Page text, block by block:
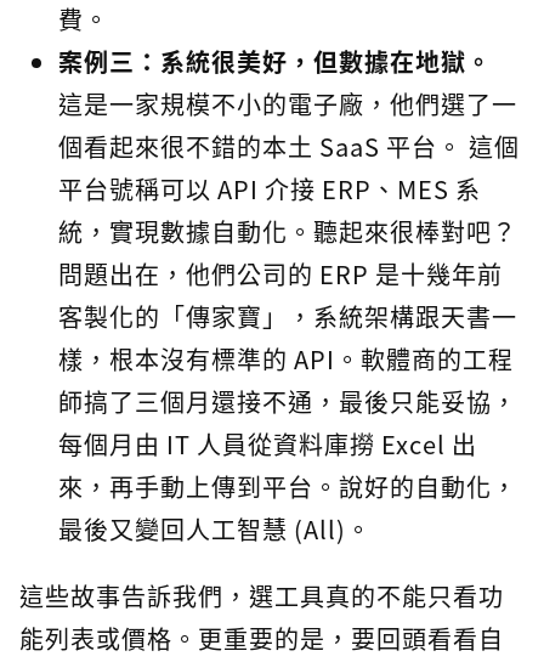
費。
案例三：系統很美好，但數據在地獄。
這是一家規模不小的電子廠，他們選了一
個看起來很不錯的本土 SaaS 平台。 這個
平台號稱可以 API 介接 ERP、MES 系
統，實現數據自動化。聽起來很棒對吧？
問題出在，他們公司的 ERP 是十幾年前
客製化的「傳家寶」，系統架構跟天書一
樣，根本沒有標準的 API。軟體商的工程
師搞了三個月還接不通，最後只能妥協，
每個月由 IT 人員從資料庫撈 Excel 出
來，再手動上傳到平台。說好的自動化，
最後又變回人工智慧 (All)。
這些故事告訴我們，選工具真的不能只看功
能列表或價格。更重要的是，要回頭看看自